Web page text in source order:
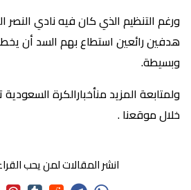
ورغم التنظيم الذي كان فيه نادي النصر
هدفين رائعين استطاع بهم السد أن
وبسيطة.
ولمتابعة المزيد منأخبارالكرة
خلال موقعنا .
انشر المقالات لمن يحب